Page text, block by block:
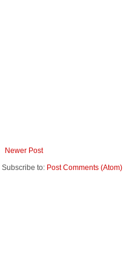
Newer Post
Subscribe to: Post Comments (Atom)